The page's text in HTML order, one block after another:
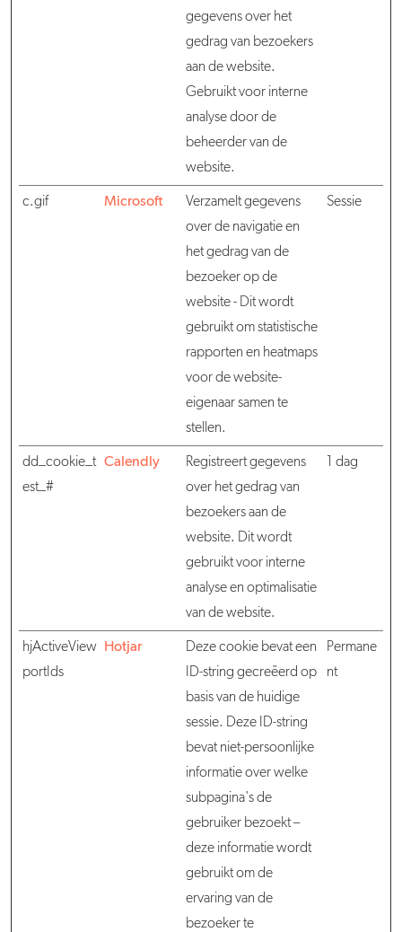
gegevens over het
gedrag van bezoekers
aan de website.
Gebruikt voor interne
analyse door de
beheerder van de
website.
c.gif Microsoft
Verzamelt gegevens
over de navigatie en
het gedrag van de
bezoeker op de
website - Dit wordt
gebruikt om statistische
rapporten en heatmaps
voor de website-
eigenaar samen te
stellen.
Sessie
dd_cookie_t
est_#
Calendly
Registreert gegevens
over het gedrag van
bezoekers aan de
website. Dit wordt
gebruikt voor interne
analyse en optimalisatie
van de website.
1 dag
hjActiveView
portIds
Hotjar
Deze cookie bevat een
ID-string gecreëerd op
basis van de huidige
sessie. Deze ID-string
bevat niet-persoonlijke
informatie over welke
subpagina's de
gebruiker bezoekt –
deze informatie wordt
gebruikt om de
ervaring van de
bezoeker te
Permane
nt